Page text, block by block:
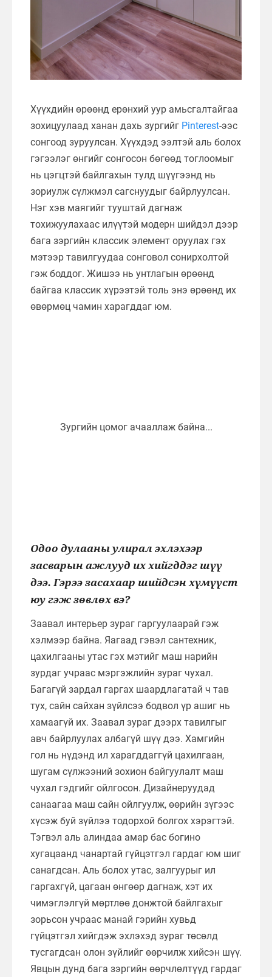
Хүүхдийн өрөөнд ерөнхий уур амьсгалтайгаа
зохицуулаад ханан дахь зургийг Pinterest-ээс
сонгоод зуруулсан. Хүүхдэд ээлтэй аль болох
гэгээлэг өнгийг сонгосон бөгөөд тоглоомыг
нь цэгцтэй байлгахын тулд шүүгээнд нь
зориулж сүлжмэл сагснуудыг байрлуулсан.
Нэг хэв маягийг тууштай дагнаж
тохижуулахаас илүүтэй модерн шийдэл дээр
бага зэргийн классик элемент оруулах гэх
мэтээр тавилгуудаа сонговол сонирхолтой
гэж боддог. Жишээ нь унтлагын өрөөнд
байгаа классик хүрээтэй толь энэ өрөөнд их
өвөрмөц чамин харагддаг юм.
Одоо дулааны улирал эхлэхээр
засварын ажлууд их хийгддэг шүү
дээ. Гэрээ засахаар шийдсэн хүмүүст
юу гэж зөвлөх вэ?
Заавал интерьер зураг гаргуулаарай гэж
хэлмээр байна. Яагаад гэвэл сантехник,
цахилгааны утас гэх мэтийг маш нарийн
зурдаг учраас мэргэжлийн зураг чухал.
Багагүй зардал гаргах шаардлагатай ч тав
тух, сайн сайхан зүйлсээ бодвол үр ашиг нь
хамаагүй их. Заавал зураг дээрх тавилгыг
авч байрлуулах албагүй шүү дээ. Хамгийн
гол нь нүдэнд ил харагддаггүй цахилгаан,
шугам сүлжээний зохион байгуулалт маш
чухал гэдгийг ойлгосон. Дизайнеруудад
санаагаа маш сайн ойлгуулж, өөрийн зүгээс
хүсэж буй зүйлээ тодорхой болгох хэрэгтэй.
Тэгвэл аль алиндаа амар бас богино
хугацаанд чанартай гүйцэтгэл гардаг юм шиг
санагдсан. Аль болох утас, залгуурыг ил
гаргахгүй, цагаан өнгөөр дагнаж, хэт их
чимэглэлгүй мөртлөө донжтой байлгахыг
зорьсон учраас манай гэрийн хувьд
гүйцэтгэл хийгдэж эхлэхэд зураг төсөлд
тусгагдсан олон зүйлийг өөрчилж хийсэн шүү.
Явцын дунд бага зэргийн өөрчлөлтүүд гардаг